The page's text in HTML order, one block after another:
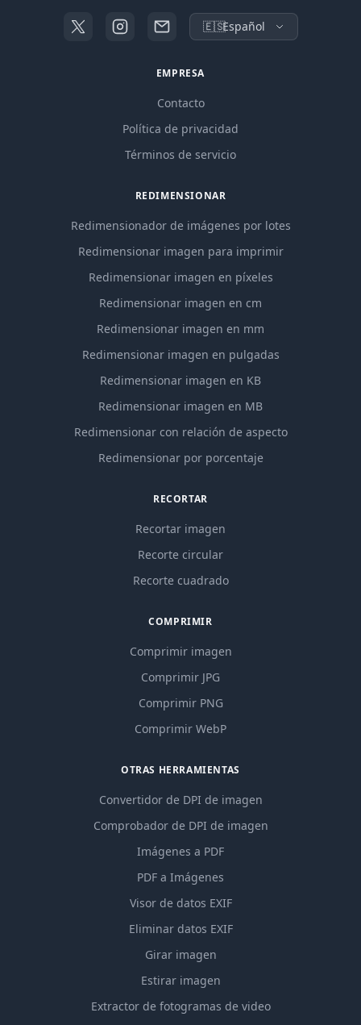
🇪🇸Español
EMPRESA
Contacto
Política de privacidad
Términos de servicio
REDIMENSIONAR
Redimensionador de imágenes por lotes
Redimensionar imagen para imprimir
Redimensionar imagen en píxeles
Redimensionar imagen en cm
Redimensionar imagen en mm
Redimensionar imagen en pulgadas
Redimensionar imagen en KB
Redimensionar imagen en MB
Redimensionar con relación de aspecto
Redimensionar por porcentaje
RECORTAR
Recortar imagen
Recorte circular
Recorte cuadrado
COMPRIMIR
Comprimir imagen
Comprimir JPG
Comprimir PNG
Comprimir WebP
OTRAS HERRAMIENTAS
Convertidor de DPI de imagen
Comprobador de DPI de imagen
Imágenes a PDF
PDF a Imágenes
Visor de datos EXIF
Eliminar datos EXIF
Girar imagen
Estirar imagen
Extractor de fotogramas de video